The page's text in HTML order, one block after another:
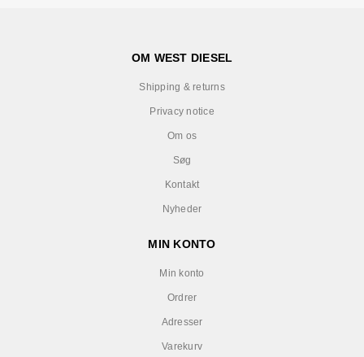
OM WEST DIESEL
Shipping & returns
Privacy notice
Om os
Søg
Kontakt
Nyheder
MIN KONTO
Min konto
Ordrer
Adresser
Varekurv